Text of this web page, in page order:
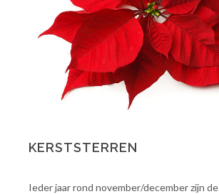
KERSTSTERREN
Ieder jaar rond november/december zijn de